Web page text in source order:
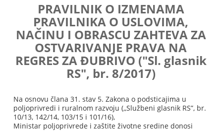
PRAVILNIK O IZMENAMA
PRAVILNIKA O USLOVIMA,
NAČINU I OBRASCU ZAHTEVA ZA
OSTVARIVANJE PRAVA NA
REGRES ZA ĐUBRIVO ("Sl. glasnik
RS", br. 8/2017)
Na osnovu člana 31. stav 5. Zakona o podsticajima u
poljoprivredi i ruralnom razvoju (,,Službeni glasnik RS”, br.
10/13, 142/14, 103/15 i 101/16),
Ministar poljoprivrede i zaštite životne sredine donosi